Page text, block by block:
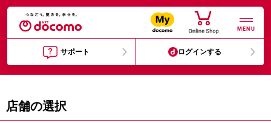
MENU
サポート ログインする
店舗の選択